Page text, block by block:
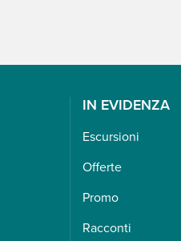
IN EVIDENZA
Escursioni
Offerte
Promo
Racconti